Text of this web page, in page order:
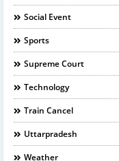
Social Event
Sports
Supreme Court
Technology
Train Cancel
Uttarpradesh
Weather